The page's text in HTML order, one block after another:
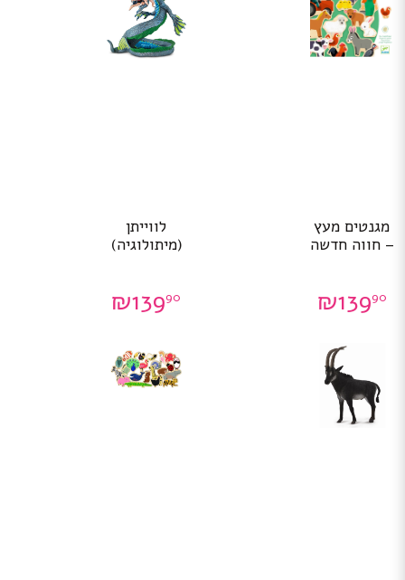
מגנטים מעץ
– חווה חדשה
₪13990
לווייתן
(מיתולוגיה)
₪13990